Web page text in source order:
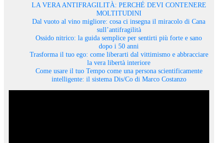
LA VERA ANTIFRAGILITÀ: PERCHÉ DEVI CONTENERE
MOLTITUDINI
Dal vuoto al vino migliore: cosa ci insegna il miracolo di Cana
sull’antifragilità
Ossido nitrico: la guida semplice per sentirti più forte e sano
dopo i 50 anni
Trasforma il tuo ego: come liberarti dal vittimismo e abbracciare
la vera libertà interiore
Come usare il tuo Tempo come una persona scientificamente
intelligente: il sistema Dis/Co di Marco Costanzo